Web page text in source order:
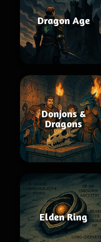
Dragon Age
Donjons &
Dragons
Elden Ring